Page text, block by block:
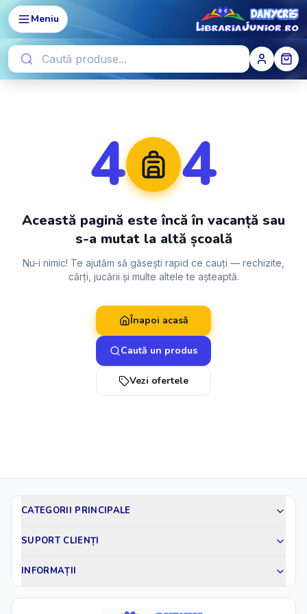
Meniu
4 4
Această pagină este încă în vacanță sau
s-a mutat la altă școală
Nu-i nimic! Te ajutăm să găsești rapid ce cauți — rechizite,
cărți, jucării și multe altele te așteaptă.
Înapoi acasă
Caută un produs
Vezi ofertele
CATEGORII PRINCIPALE
SUPORT CLIENȚI
INFORMAȚII